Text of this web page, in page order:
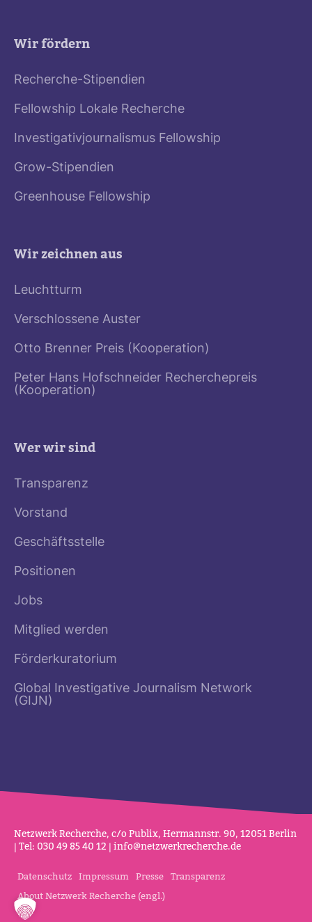
Wir fördern
Recherche-Stipendien
Fellowship Lokale Recherche
Investigativjournalismus Fellowship
Grow-Stipendien
Greenhouse Fellowship
Wir zeichnen aus
Leuchtturm
Verschlossene Auster
Otto Brenner Preis (Kooperation)
Peter Hans Hofschneider Recherchepreis
(Kooperation)
Wer wir sind
Transparenz
Vorstand
Geschäftsstelle
Positionen
Jobs
Mitglied werden
Förderkuratorium
Global Investigative Journalism Network
(GIJN)
Netz­werk Recherche, c/o Publix, Her­mannstr. 90, 12051 Berlin
| Tel: 030 49 85 40 12 | info@netz­werk­re­cherche.de
Datenschutz Impressum Presse Transparenz
About Netzwerk Recherche (engl.)